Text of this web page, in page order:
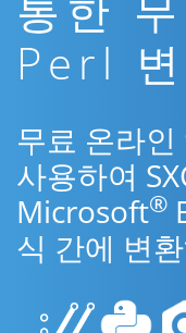
Perl
무료 온라인
사용하여
Microsoft®
식 간에 변